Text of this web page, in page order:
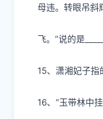
⺟违。转眼吊斜
⻜。”说的是
15、潇湘妃⼦指
16、“⽟带林中挂